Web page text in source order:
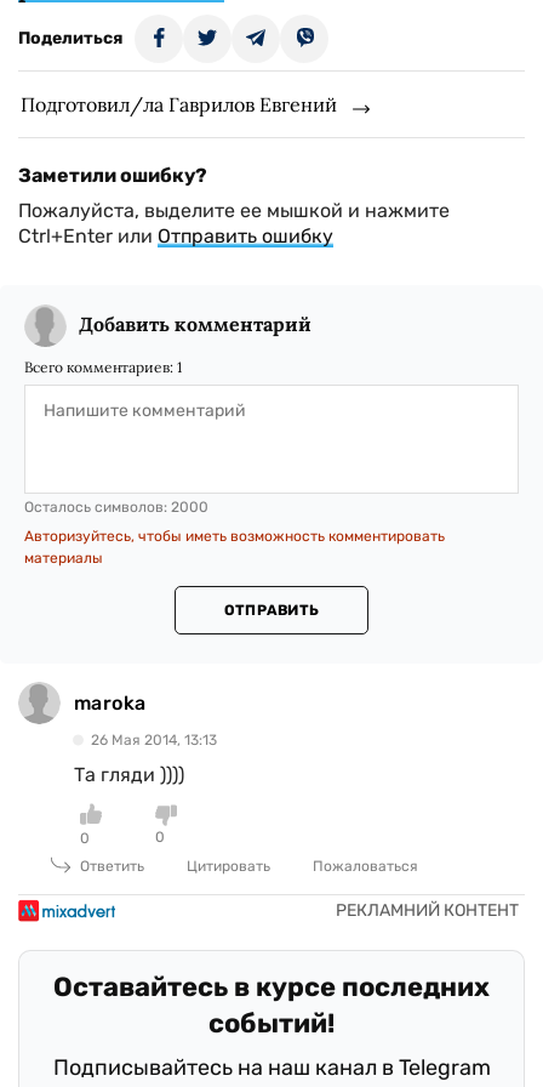
Поделиться
Подготовил/ла Гаврилов Евгений
Заметили ошибку?
Пожалуйста, выделите ее мышкой и нажмите
Ctrl+Enter или Отправить ошибку
Добавить комментарий
Всего комментариев: 1
Осталось символов: 2000
Авторизуйтесь, чтобы иметь возможность комментировать
материалы
ОТПРАВИТЬ
maroka
26 Мая 2014, 13:13
Та гляди ))))
0
0
Ответить
Цитировать Пожаловаться
Оставайтесь в курсе последних
событий!
Подписывайтесь на наш канал в Telegram